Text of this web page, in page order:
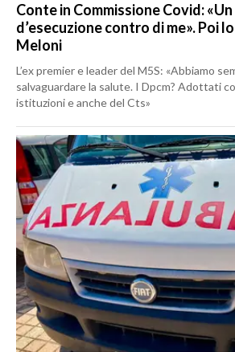
Conte in Commissione Covid:
d’esecuzione contro di me». Poi
Meloni
L’ex premier e leader del M5S: «Abbiamo
salvaguardare la salute. I Dpcm? Adottati
istituzioni e anche del Cts»